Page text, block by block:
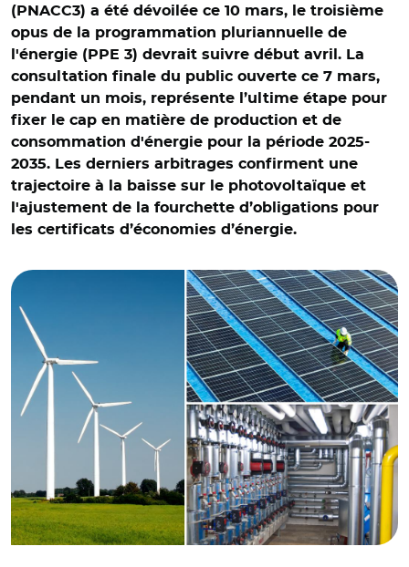
(PNACC3) a été dévoilée ce 10 mars, le troisième
opus de la programmation pluriannuelle de
l'énergie (PPE 3) devrait suivre début avril. La
consultation finale du public ouverte ce 7 mars,
pendant un mois, représente l’ultime étape pour
fixer le cap en matière de production et de
consommation d'énergie pour la période 2025-
2035. Les derniers arbitrages confirment une
trajectoire à la baisse sur le photovoltaïque et
l'ajustement de la fourchette d’obligations pour
les certificats d’économies d’énergie.